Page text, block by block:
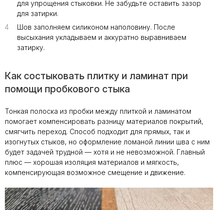
для упрощения стыковки. Не забудьте оставить зазор
для затирки.
Шов заполняем силиконом наполовину. После
высыхания укладываем и аккуратно выравниваем
затирку.
4
4
Как состыковать плитку и ламинат при
помощи пробкового стыка
Тонкая полоска из пробки между плиткой и ламинатом
помогает компенсировать разницу материалов покрытий,
смягчить переход. Способ подходит для прямых, так и
изогнутых стыков, но оформление ломаной линии шва с ним
будет задачей трудной — хотя и не невозможной. Главный
плюс — хорошая изоляция материалов и мягкость,
компенсирующая возможное смещение и движение.